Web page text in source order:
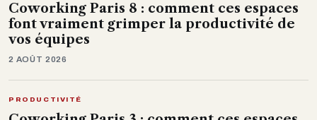
Coworking Paris 8 : comment ces espaces
font vraiment grimper la productivité de
vos équipes
2 AOÛT 2026
PRODUCTIVITÉ